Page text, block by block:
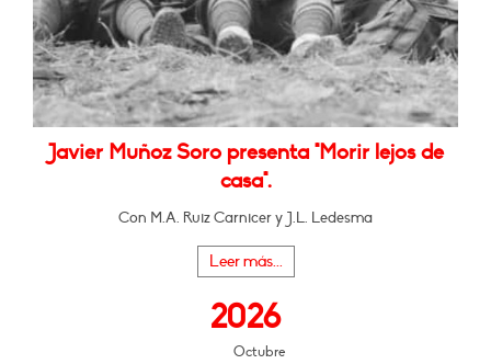
Javier Muñoz Soro presenta "Morir lejos de
casa".
Con M.A. Ruiz Carnicer y J.L. Ledesma
Leer más...
2026
Octubre